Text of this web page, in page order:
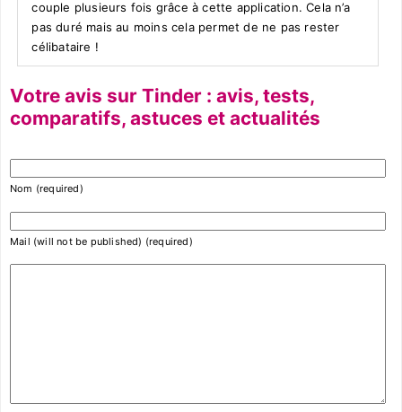
couple plusieurs fois grâce à cette application. Cela n’a
pas duré mais au moins cela permet de ne pas rester
célibataire !
Votre avis sur Tinder : avis, tests,
comparatifs, astuces et actualités
Nom (required)
Mail (will not be published) (required)